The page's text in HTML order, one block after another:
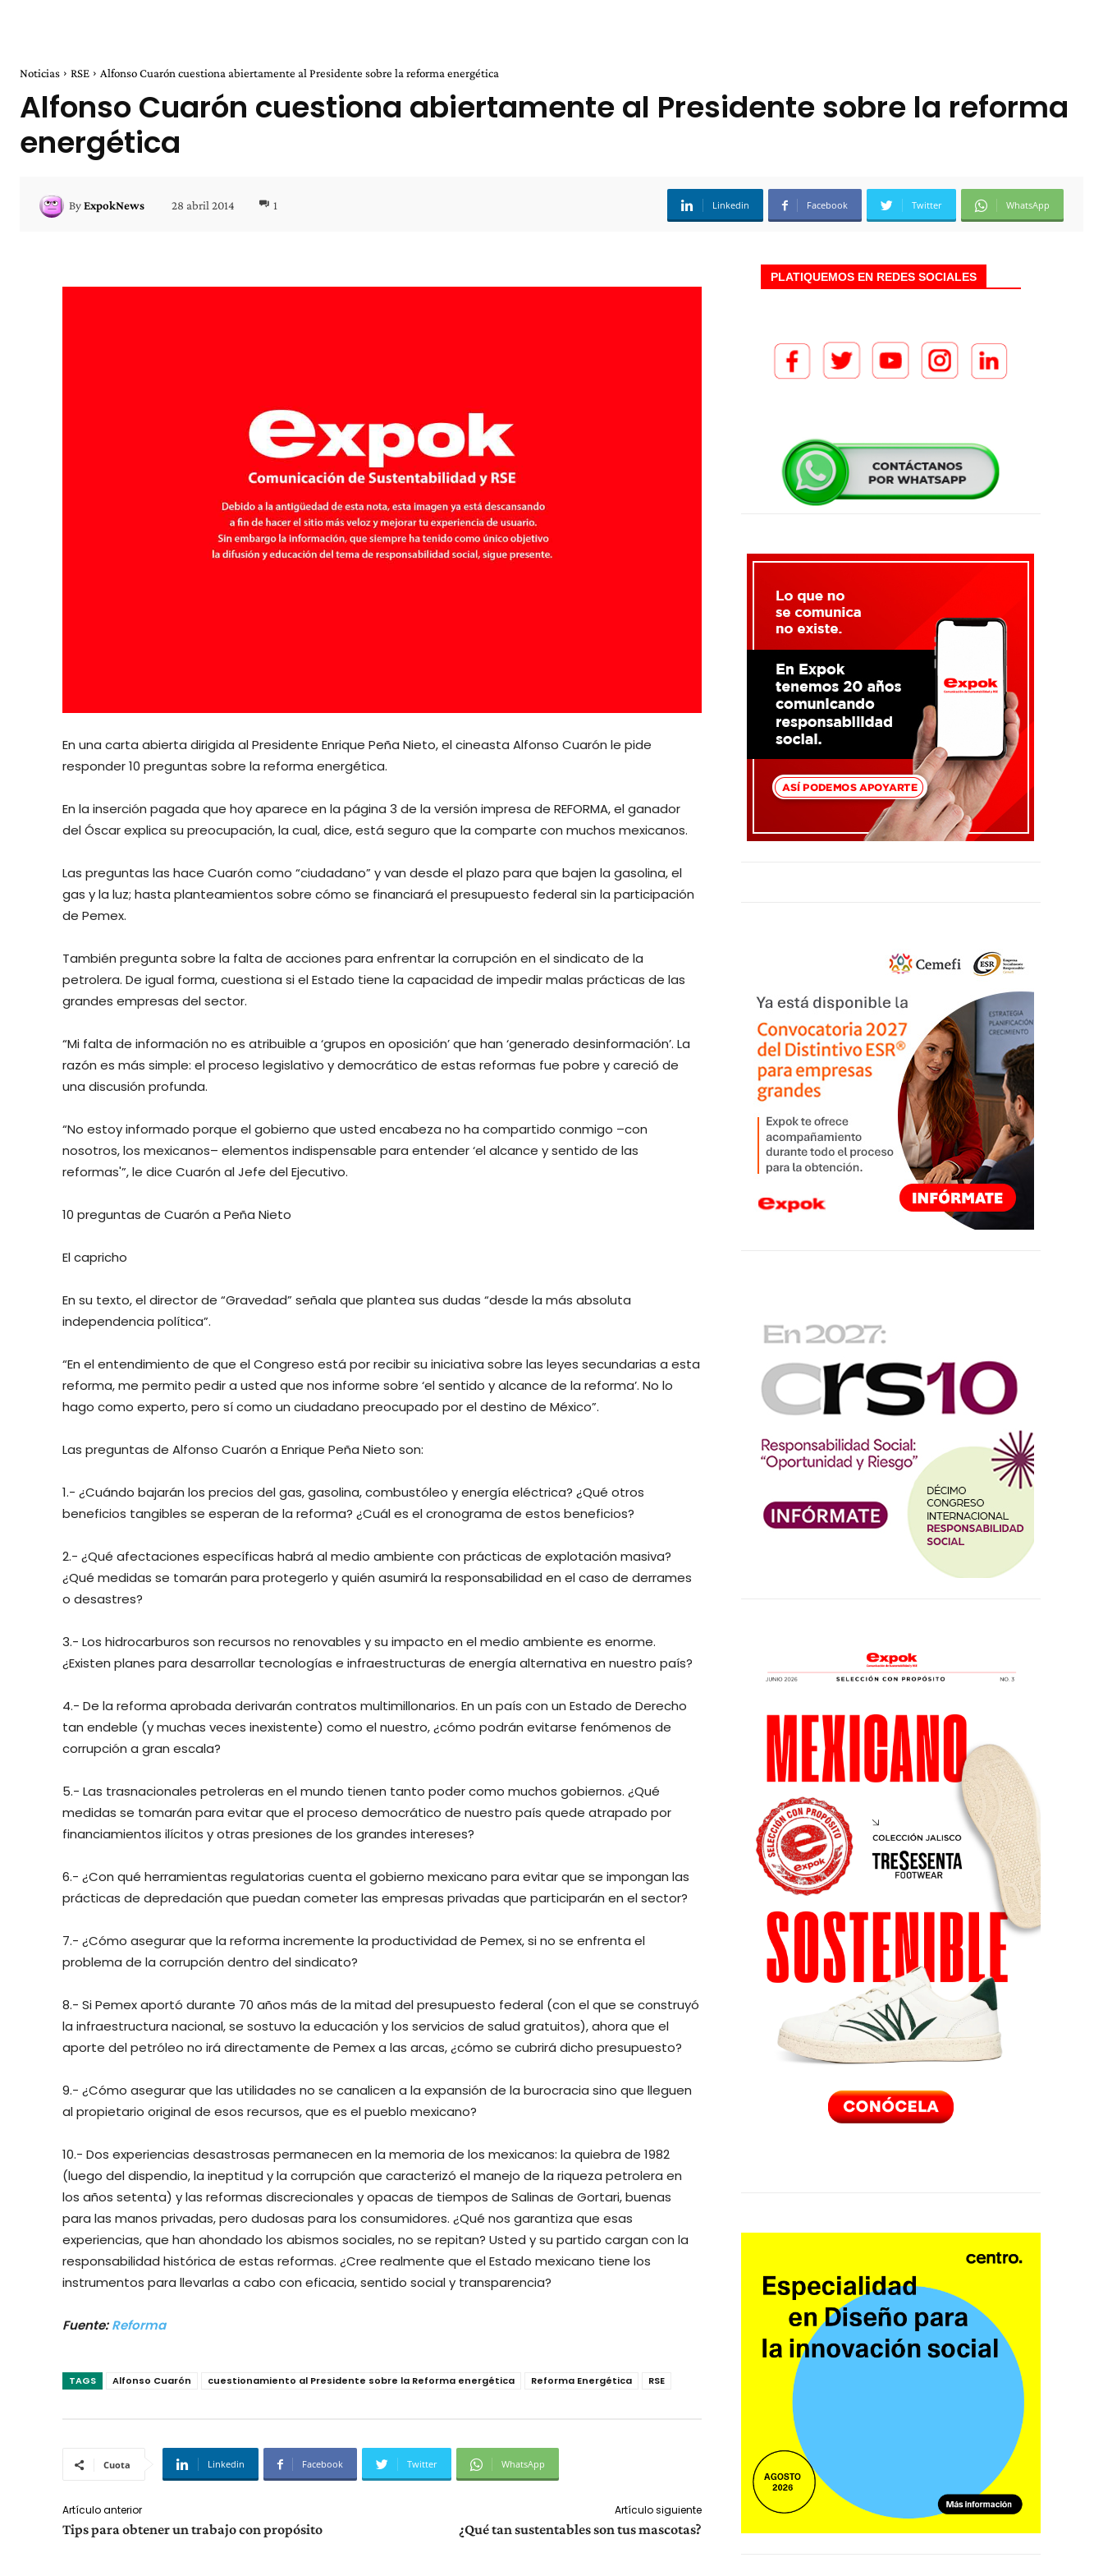
Noticias RSE Alfonso Cuarón cuestiona abiertamente al Presidente sobre la reforma energética
Alfonso Cuarón cuestiona abiertamente al Presidente sobre la reforma
energética
ByExpokNews 28 abril 2014 1 Linkedin Facebook Twitter WhatsApp
En una carta abierta dirigida al Presidente Enrique Peña Nieto, el cineasta Alfonso Cuarón le pide
responder 10 preguntas sobre la reforma energética.
En la inserción pagada que hoy aparece en la página 3 de la versión impresa de REFORMA, el ganador
del Óscar explica su preocupación, la cual, dice, está seguro que la comparte con muchos mexicanos.
Las preguntas las hace Cuarón como “ciudadano” y van desde el plazo para que bajen la gasolina, el
gas y la luz; hasta planteamientos sobre cómo se financiará el presupuesto federal sin la participación
de Pemex.
También pregunta sobre la falta de acciones para enfrentar la corrupción en el sindicato de la
petrolera. De igual forma, cuestiona si el Estado tiene la capacidad de impedir malas prácticas de las
grandes empresas del sector.
“Mi falta de información no es atribuible a ‘grupos en oposición’ que han ‘generado desinformación’. La
razón es más simple: el proceso legislativo y democrático de estas reformas fue pobre y careció de
una discusión profunda.
“No estoy informado porque el gobierno que usted encabeza no ha compartido conmigo –con
nosotros, los mexicanos– elementos indispensable para entender ‘el alcance y sentido de las
reformas'”, le dice Cuarón al Jefe del Ejecutivo.
10 preguntas de Cuarón a Peña Nieto
El capricho
En su texto, el director de “Gravedad” señala que plantea sus dudas “desde la más absoluta
independencia política”.
“En el entendimiento de que el Congreso está por recibir su iniciativa sobre las leyes secundarias a esta
reforma, me permito pedir a usted que nos informe sobre ‘el sentido y alcance de la reforma’. No lo
hago como experto, pero sí como un ciudadano preocupado por el destino de México”.
Las preguntas de Alfonso Cuarón a Enrique Peña Nieto son:
1.- ¿Cuándo bajarán los precios del gas, gasolina, combustóleo y energía eléctrica? ¿Qué otros
beneficios tangibles se esperan de la reforma? ¿Cuál es el cronograma de estos beneficios?
2.- ¿Qué afectaciones específicas habrá al medio ambiente con prácticas de explotación masiva?
¿Qué medidas se tomarán para protegerlo y quién asumirá la responsabilidad en el caso de derrames
o desastres?
3.- Los hidrocarburos son recursos no renovables y su impacto en el medio ambiente es enorme.
¿Existen planes para desarrollar tecnologías e infraestructuras de energía alternativa en nuestro país?
4.- De la reforma aprobada derivarán contratos multimillonarios. En un país con un Estado de Derecho
tan endeble (y muchas veces inexistente) como el nuestro, ¿cómo podrán evitarse fenómenos de
corrupción a gran escala?
5.- Las trasnacionales petroleras en el mundo tienen tanto poder como muchos gobiernos. ¿Qué
medidas se tomarán para evitar que el proceso democrático de nuestro país quede atrapado por
financiamientos ilícitos y otras presiones de los grandes intereses?
6.- ¿Con qué herramientas regulatorias cuenta el gobierno mexicano para evitar que se impongan las
prácticas de depredación que puedan cometer las empresas privadas que participarán en el sector?
7.- ¿Cómo asegurar que la reforma incremente la productividad de Pemex, si no se enfrenta el
problema de la corrupción dentro del sindicato?
8.- Si Pemex aportó durante 70 años más de la mitad del presupuesto federal (con el que se construyó
la infraestructura nacional, se sostuvo la educación y los servicios de salud gratuitos), ahora que el
aporte del petróleo no irá directamente de Pemex a las arcas, ¿cómo se cubrirá dicho presupuesto?
9.- ¿Cómo asegurar que las utilidades no se canalicen a la expansión de la burocracia sino que lleguen
al propietario original de esos recursos, que es el pueblo mexicano?
10.- Dos experiencias desastrosas permanecen en la memoria de los mexicanos: la quiebra de 1982
(luego del dispendio, la ineptitud y la corrupción que caracterizó el manejo de la riqueza petrolera en
los años setenta) y las reformas discrecionales y opacas de tiempos de Salinas de Gortari, buenas
para las manos privadas, pero dudosas para los consumidores. ¿Qué nos garantiza que esas
experiencias, que han ahondado los abismos sociales, no se repitan? Usted y su partido cargan con la
responsabilidad histórica de estas reformas. ¿Cree realmente que el Estado mexicano tiene los
instrumentos para llevarlas a cabo con eficacia, sentido social y transparencia?
Fuente:Reforma
TAGS Alfonso Cuarón cuestionamiento al Presidente sobre la Reforma energética Reforma Energética RSE
Cuota Linkedin Facebook Twitter WhatsApp
Artículo anterior
Tips para obtener un trabajo con propósito
Artículo siguiente
¿Qué tan sustentables son tus mascotas?
PLATIQUEMOS EN REDES SOCIALES